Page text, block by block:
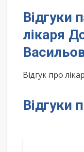
Відгуки
лікаря
Відгук про
Відгуки